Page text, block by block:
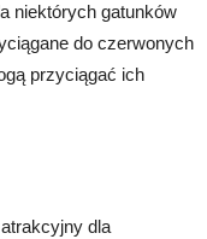
niektórych gatunków
do czerwonych
przyciągać ich
dla